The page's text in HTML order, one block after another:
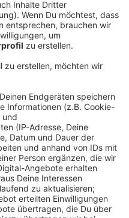
noch lange nicht am
Er gehört zu den
alten Höhle im
März hatte er sie zum
entdeckten Gänge
zehn Meter hoch.
Ablagerungen,